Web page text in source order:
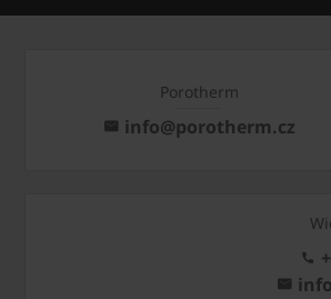
Porotherm
info@porotherm.cz